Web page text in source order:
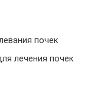
почек
лечения почек